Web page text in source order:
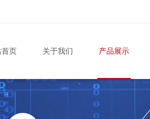
首页 关于我们 产品展示